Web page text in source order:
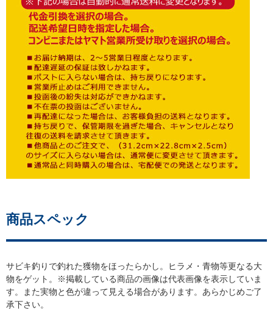
商品スペック
サビキ釣りで釣れた獲物をほったらかし。ヒラメ・青物等更なる大
物をゲット。※掲載している商品の画像は代表画像を表示していま
す。また実物と色が違って見える場合があります。あらかじめご了
承下さい。